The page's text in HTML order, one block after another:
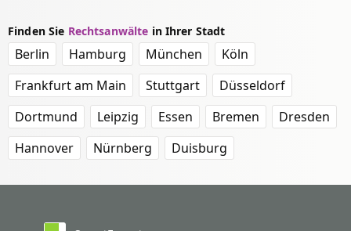
Finden Sie Rechtsanwälte in Ihrer Stadt
Berlin Hamburg München
Köln
Frankfurt am Main
Stuttgart
Düsseldorf
Dortmund
Leipzig Essen Bremen
Dresden
Hannover
Nürnberg Duisburg